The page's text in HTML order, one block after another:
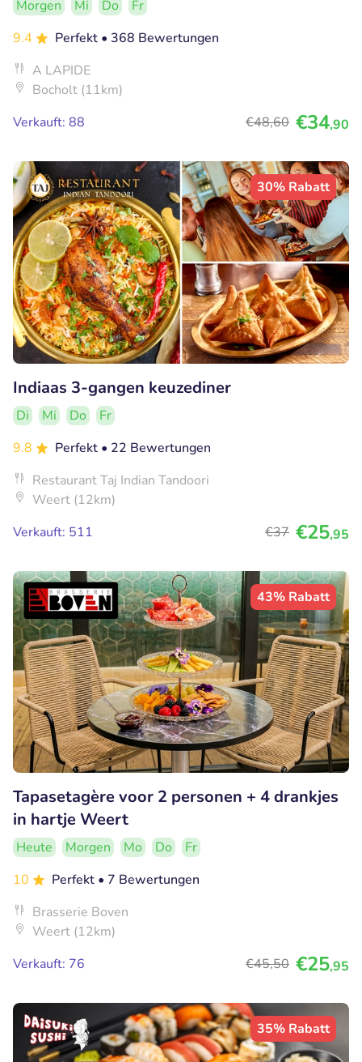
Morgen Mi Do
Fr
9.4
Perfekt • 368 Bewertungen
A LAPIDE
Bocholt (11km)
Verkauft: 88
€48,60 €34,90
30% Rabatt
Indiaas 3-gangen keuzediner
Di Mi Do
Fr
9.8
Perfekt • 22 Bewertungen
Restaurant Taj Indian Tandoori
Weert (12km)
Verkauft: 511
€37 €25,95
43% Rabatt
Tapasetagère voor 2 personen + 4 drankjes
in hartje Weert
Heute Morgen Mo Do
Fr
10
Perfekt • 7 Bewertungen
Brasserie Boven
Weert (12km)
Verkauft: 76
€45,50 €25,95
35% Rabatt